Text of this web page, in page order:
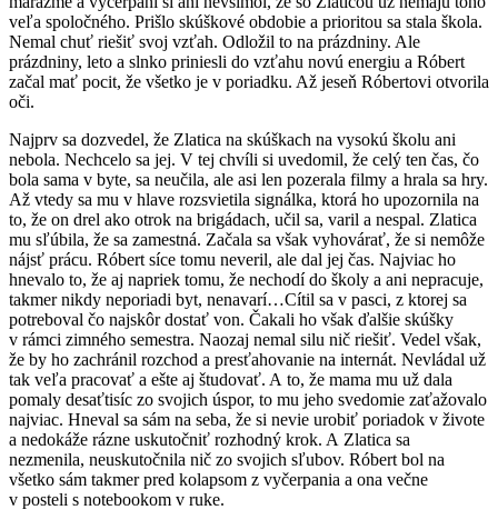
veľa spoločného. Prišlo skúškové obdobie a prioritou sa stala škola.
Nemal chuť riešiť svoj vzťah. Odložil to na prázdniny. Ale
prázdniny, leto a slnko priniesli do vzťahu novú energiu a Róbert
začal mať pocit, že všetko je v poriadku. Až jeseň Róbertovi otvorila
oči.
Najprv sa dozvedel, že Zlatica na skúškach na vysokú školu ani
nebola. Nechcelo sa jej. V tej chvíli si uvedomil, že celý ten čas, čo
bola sama v byte, sa neučila, ale asi len pozerala filmy a hrala sa hry.
Až vtedy sa mu v hlave rozsvietila signálka, ktorá ho upozornila na
to, že on drel ako otrok na brigádach, učil sa, varil a nespal. Zlatica
mu sľúbila, že sa zamestná. Začala sa však vyhovárať, že si nemôže
nájsť prácu. Róbert síce tomu neveril, ale dal jej čas. Najviac ho
hnevalo to, že aj napriek tomu, že nechodí do školy a ani nepracuje,
takmer nikdy neporiadi byt, nenavarí…Cítil sa v pasci, z ktorej sa
potreboval čo najskôr dostať von. Čakali ho však ďalšie skúšky
v rámci zimného semestra. Naozaj nemal silu nič riešiť. Vedel však,
že by ho zachránil rozchod a presťahovanie na internát. Nevládal už
tak veľa pracovať a ešte aj študovať. A to, že mama mu už dala
pomaly desaťtisíc zo svojich úspor, to mu jeho svedomie zaťažovalo
najviac. Hneval sa sám na seba, že si nevie urobiť poriadok v živote
a nedokáže rázne uskutočniť rozhodný krok. A Zlatica sa
nezmenila, neuskutočnila nič zo svojich sľubov. Róbert bol na
všetko sám takmer pred kolapsom z vyčerpania a ona večne
v posteli s notebookom v ruke.